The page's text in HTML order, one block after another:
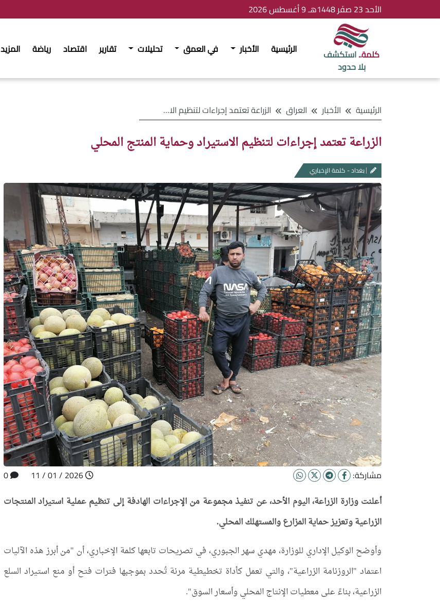
الأحد 23 صفَر 1448هـ 9 أغسطس 2026
كلمة..استكشف
بلا حدود
الرئيسية الأخبار في العمق تحليلات تقارير اقتصاد رياضة المزيد
الرئيسية الأخبار العراق الزراعة تعتمد إجراءات لتنظيم الاستيراد وحماية المنتج المحلي
الزراعة تعتمد إجراءات لتنظيم الاستيراد وحماية المنتج المحلي
بغداد - كلمة الإخباري
مشاركة:
أعلنت وزارة الزراعة، اليوم الأحد، عن تنفيذ مجموعة من الإجراءات الهادفة إلى تنظيم عملية استيراد المنتجات
الزراعية وتعزيز حماية المزارع والمستهلك المحلي.
وأوضح الوكيل الإداري للوزارة، مهدي سهر الجبوري، في تصريحات تابعها كلمة الإخباري، أن "من أبرز هذه الآليات
اعتماد "الروزنامة الزراعية"، والتي تعمل كأداة تخطيطية مرنة تُحدد بموجبها فترات فتح أو منع استيراد السلع
الزراعية، بناءً على معطيات الإنتاج المحلي وأسعار السوق".